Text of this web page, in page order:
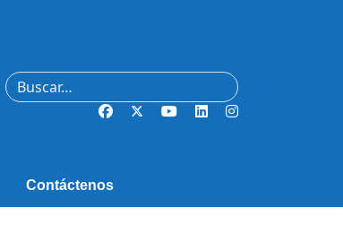
Buscar
Contáctenos